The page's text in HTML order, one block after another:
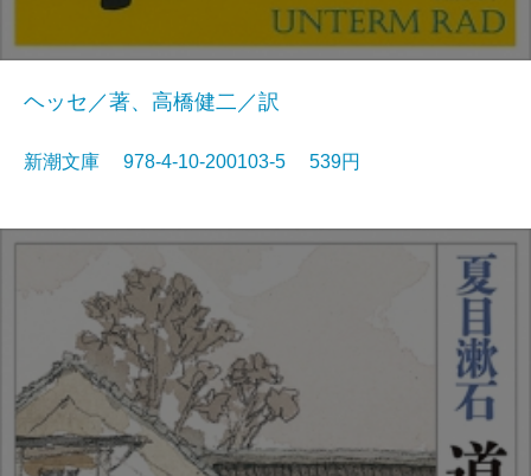
ヘッセ／著、高橋健二／訳
新潮文庫 978-4-10-200103-5 539円